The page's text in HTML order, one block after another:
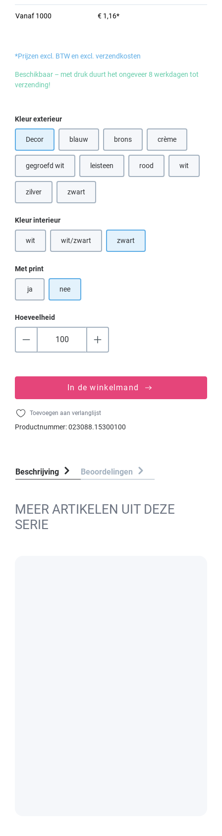
Vanaf 1000 € 1,16*
*Prijzen excl. BTW en excl. verzendkosten
Beschikbaar – met druk duurt het ongeveer 8 werkdagen tot
verzending!
Selecteer
Kleur exterieur
Decor blauw(Deze optie is momenteel niet beschikbaar.)
brons
(Deze optie is momenteel niet
crème(Deze optie is
gegroefd wit leisteen rood wit(Deze optie is
zilver zwart
Selecteer
Kleur interieur
wit(Deze optie is momenteel niet beschikbaar.)
wit/zwart(Deze optie is momenteel niet beschikbaar.)
zwart
Selecteer
Met print
ja nee
Hoeveelheid
In de winkelmand
Toevoegen aan verlanglijst
Productnummer:023088.15300100
Beschrijving Beoordelingen
MEER ARTIKELEN UIT DEZE
SERIE